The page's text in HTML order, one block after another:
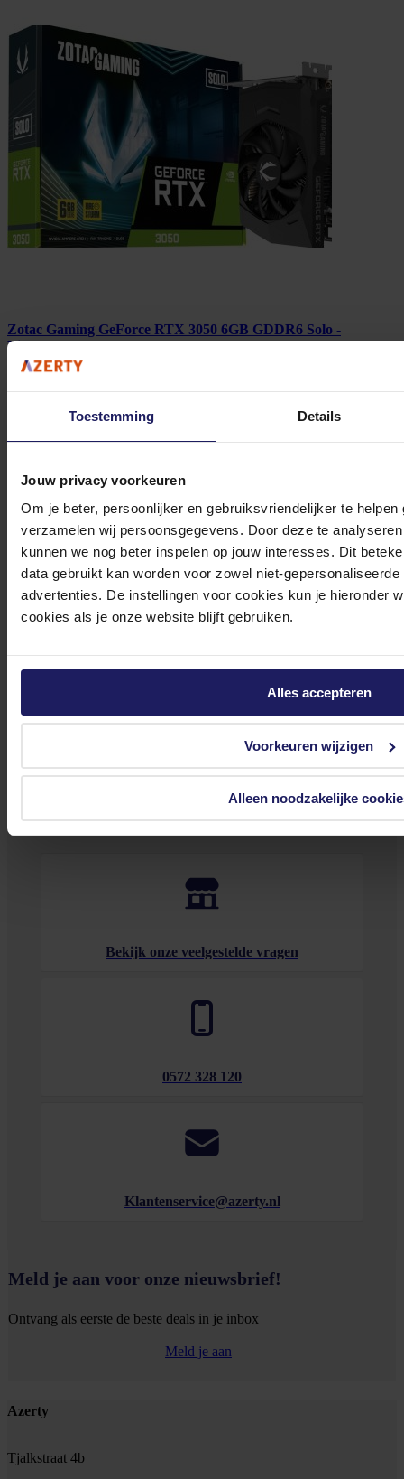
Toestemming Details
Jouw privacy voorkeuren
Om je beter, persoonlijker en gebruiksvriendelijker te
verzamelen wij persoonsgegevens. Door deze te
kunnen we nog beter inspelen op jouw interesses. Dit
data gebruikt kan worden voor zowel niet-
advertenties. De instellingen voor cookies kun je hieronder
cookies als je onze website blijft gebruiken.
Alles accepteren
Voorkeuren wijzigen
Alleen noodzakelijke
Zotac Gaming GeForce RTX 3050 6GB GDDR6 Solo -
Videokaart
Volgende werkdag in huis
In winkel­wagen
Zotac RTX 3050 ECO SOLO 8GB GDDR6 HDMI 3xDP
279,-
Incl. 21% BTW
In winkel­wagen
Stel jouw vragen aan onze klantenservice!
Heb je vragen over onze producten, diensten of service? Onze deskundige
s staan klaar om jouw vragen te beantwoorden en verwijzen je
door indien nodig.
Onze klantenservice is via mail bereikbaar van maandag t/m vrijdag van 09.00
tot 17.00 uur en op zaterdag van 10.00 tot 15.00 uur.
Bekijk onze veelgestelde vragen
0572 328 120
Klantenservice@azerty.nl
Meld je aan voor onze nieuwsbrief!
Ontvang als eerste de beste deals in je inbox
Meld je aan
Footer
Azerty
Tjalkstraat 4b